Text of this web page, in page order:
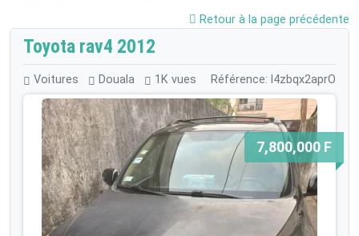
Retour à la page précédente
Toyota rav4 2012
Voitures Douala 1K vues Référence: l4zbqx2aprO
7,800,000 F